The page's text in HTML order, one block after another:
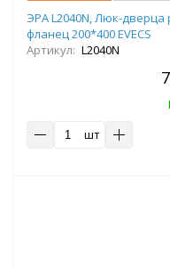
ЭРА L2040N, Люк-
фланец 200*400 EVECS
Артикул: L2040N
шт